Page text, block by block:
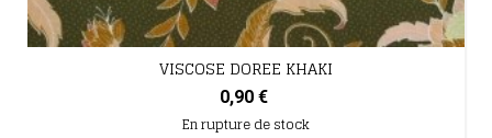
VISCOSE DOREE KHAKI
0,90 €
En rupture de stock